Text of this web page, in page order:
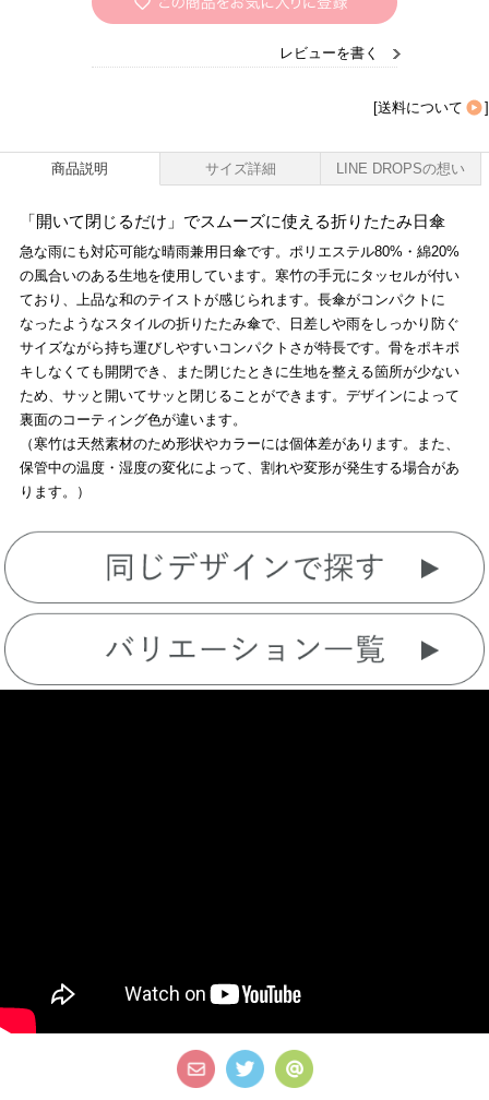
レビューを書く
[送料について ]
商品説明 サイズ詳細 LINE DROPSの想い
「開いて閉じるだけ」でスムーズに使える折りたたみ日傘
急な雨にも対応可能な晴雨兼用日傘です。ポリエステル80%・綿20%
の風合いのある生地を使用しています。寒竹の手元にタッセルが付い
ており、上品な和のテイストが感じられます。長傘がコンパクトに
なったようなスタイルの折りたたみ傘で、日差しや雨をしっかり防ぐ
サイズながら持ち運びしやすいコンパクトさが特長です。骨をポキポ
キしなくても開閉でき、また閉じたときに生地を整える箇所が少ない
ため、サッと開いてサッと閉じることができます。デザインによって
裏面のコーティング色が違います。
（寒竹は天然素材のため形状やカラーには個体差があります。また、
保管中の温度・湿度の変化によって、割れや変形が発生する場合があ
ります。）